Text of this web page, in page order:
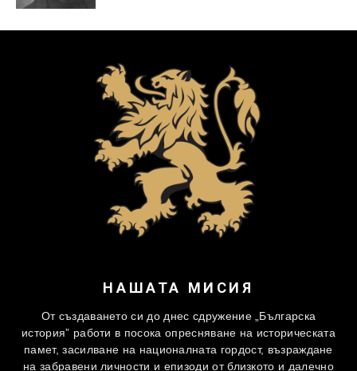
НАШАТА МИСИЯ
От създаването си до днес сдружение „Българска
история” работи в посока опресняване на историческата
памет, засилване на националната гордост, възраждане
на забравени личности и епизоди от близкото и далечно